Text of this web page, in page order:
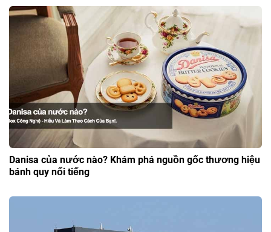
Danisa của nước nào? Khám phá nguồn gốc thương hiệu
bánh quy nổi tiếng